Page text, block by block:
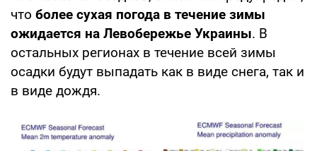
что более сухая погода в течение зимы
ожидается на Левобережье Украины. В
остальных регионах в течение всей зимы
осадки будут выпадать как в виде снега, так и
в виде дождя.